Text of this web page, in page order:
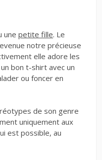
une petite fille. Le
notre précieuse
elle adore les
bon t-shirt avec un
ou foncer en
de son genre
uniquement aux
est possible, au